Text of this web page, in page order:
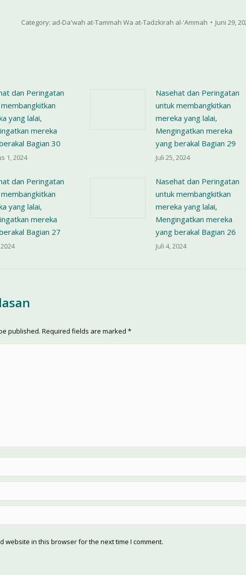
Category: ad-Da'wah at-Tammah Wa at-Tadzkirah al-'Ammah Juni 29,
dan Peringatan
yang lalai,
mereka
Bagian 30
1, 2024
Nasehat dan Peringatan
untuk membangkitkan
mereka yang lalai,
Mengingatkan mereka
yang berakal Bagian 29
Juli 25, 2024
dan Peringatan
yang lalai,
mereka
Bagian 27
Nasehat dan Peringatan
untuk membangkitkan
mereka yang lalai,
Mengingatkan mereka
yang berakal Bagian 26
Juli 4, 2024
published. Required fields are marked *
website in this browser for the next time I comment.